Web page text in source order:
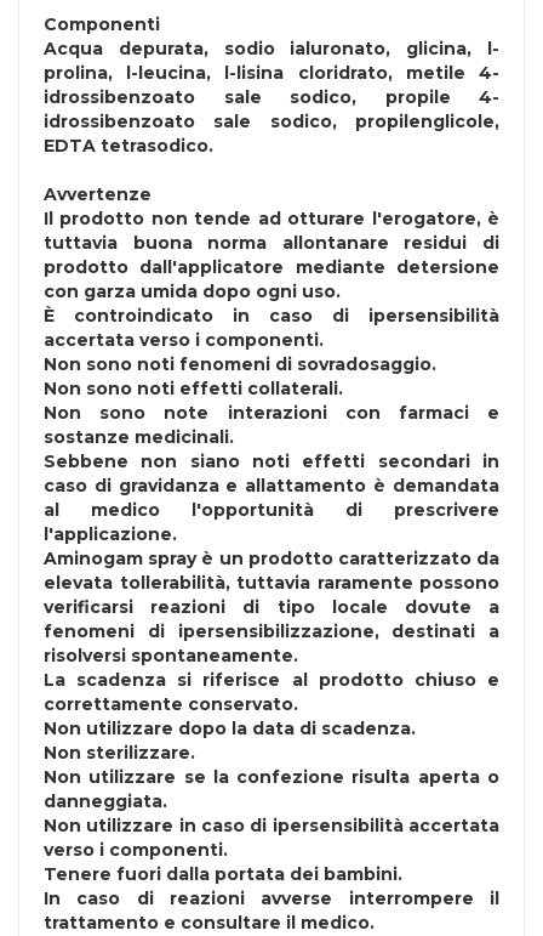
Componenti
Acqua depurata, sodio ialuronato, glicina, l-
prolina, l-leucina, l-lisina cloridrato, metile 4-
idrossibenzoato sale sodico, propile 4-
idrossibenzoato sale sodico, propilenglicole,
EDTA tetrasodico.
Avvertenze
Il prodotto non tende ad otturare l'erogatore, è
tuttavia buona norma allontanare residui di
prodotto dall'applicatore mediante detersione
con garza umida dopo ogni uso.
È controindicato in caso di ipersensibilità
accertata verso i componenti.
Non sono noti fenomeni di sovradosaggio.
Non sono noti effetti collaterali.
Non sono note interazioni con farmaci e
sostanze medicinali.
Sebbene non siano noti effetti secondari in
caso di gravidanza e allattamento è demandata
al medico l'opportunità di prescrivere
l'applicazione.
Aminogam spray è un prodotto caratterizzato da
elevata tollerabilità, tuttavia raramente possono
verificarsi reazioni di tipo locale dovute a
fenomeni di ipersensibilizzazione, destinati a
risolversi spontaneamente.
La scadenza si riferisce al prodotto chiuso e
correttamente conservato.
Non utilizzare dopo la data di scadenza.
Non sterilizzare.
Non utilizzare se la confezione risulta aperta o
danneggiata.
Non utilizzare in caso di ipersensibilità accertata
verso i componenti.
Tenere fuori dalla portata dei bambini.
In caso di reazioni avverse interrompere il
trattamento e consultare il medico.